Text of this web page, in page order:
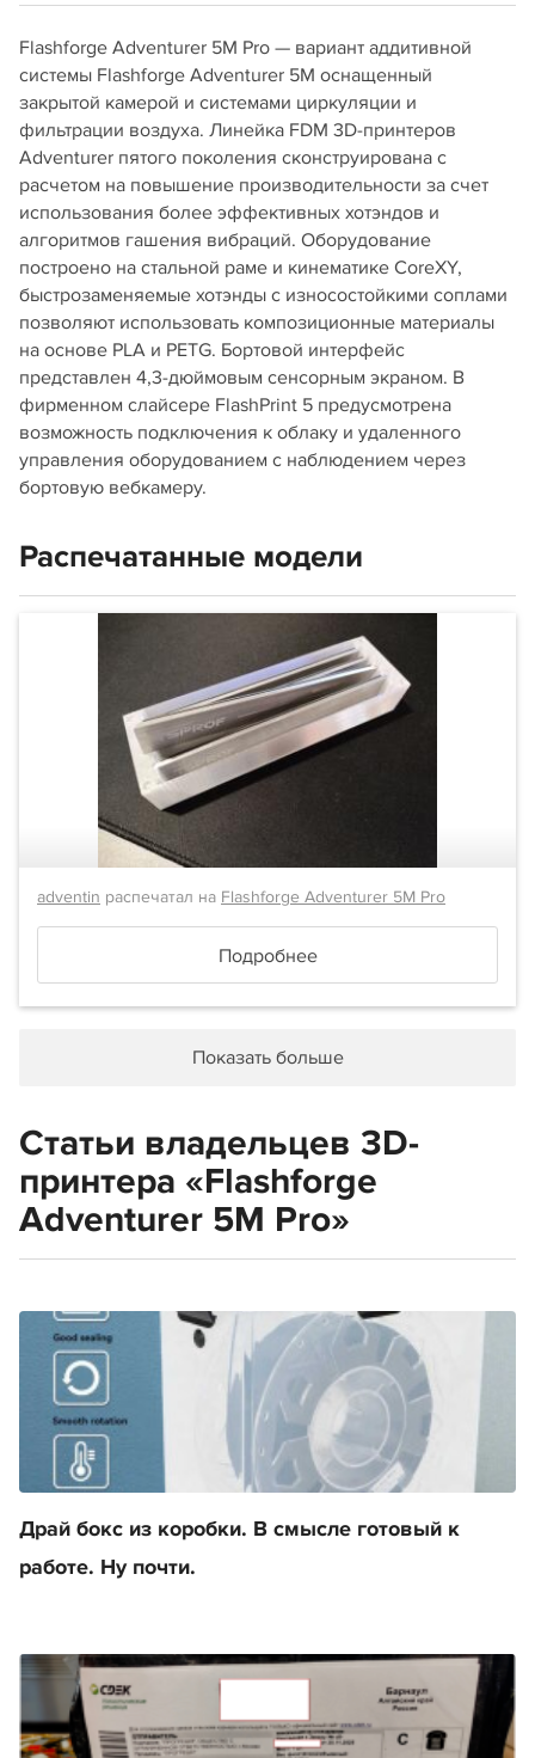
Flashforge Adventurer 5M Pro — вариант аддитивной
системы Flashforge Adventurer 5M оснащенный
закрытой камерой и системами циркуляции и
фильтрации воздуха. Линейка FDM 3D-принтеров
Adventurer пятого поколения сконструирована с
расчетом на повышение производительности за счет
использования более эффективных хотэндов и
алгоритмов гашения вибраций. Оборудование
построено на стальной раме и кинематике CoreXY,
быстрозаменяемые хотэнды с износостойкими соплами
позволяют использовать композиционные материалы
на основе PLA и PETG. Бортовой интерфейс
представлен 4,3-дюймовым сенсорным экраном. В
фирменном слайсере FlashPrint 5 предусмотрена
возможность подключения к облаку и удаленного
управления оборудованием с наблюдением через
бортовую вебкамеру.
Распечатанные модели
adventin распечатал на Flashforge Adventurer 5M Pro
Подробнее
Показать больше
Статьи владельцев 3D-
принтера «Flashforge
Adventurer 5M Pro»
Драй бокс из коробки. В смысле готовый к
работе. Ну почти.